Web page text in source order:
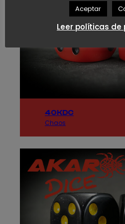
40KDC
Chaos
Aceptar
Leer políticas